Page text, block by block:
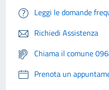
Leggi le domande
Richiedi Assistenza
Chiama il comune
Prenota un